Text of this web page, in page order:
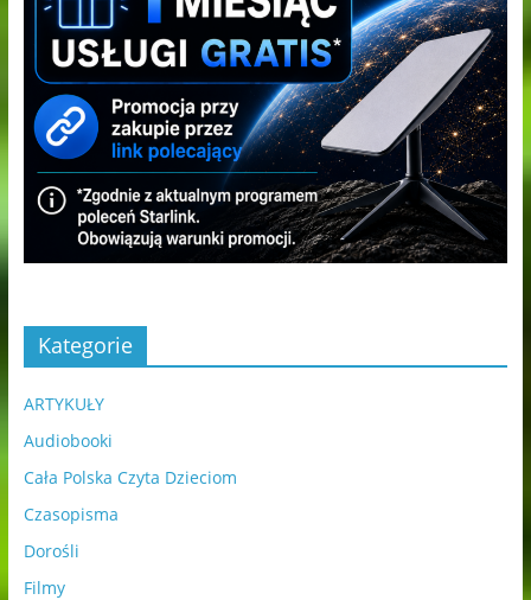
Kategorie
ARTYKUŁY
Audiobooki
Cała Polska Czyta Dzieciom
Czasopisma
Dorośli
Filmy